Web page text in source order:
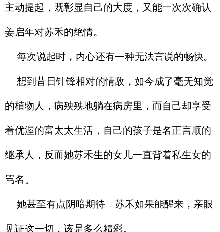
主动提起，既彰显自己的大度，又能一次次确认
姜启年对苏禾的绝情。
每次说起时，内心还有一种无法言说的畅快。
想到昔日针锋相对的情敌，如今成了毫无知觉
的植物人，病殃殃地躺在病房里，而自己却享受
着优渥的富太太生活，自己的孩子是名正言顺的
继承人，反而她苏禾生的女儿一直背着私生女的
骂名。
她甚至有点阴暗期待，苏禾如果能醒来，亲眼
见证这一切，该是多么精彩。